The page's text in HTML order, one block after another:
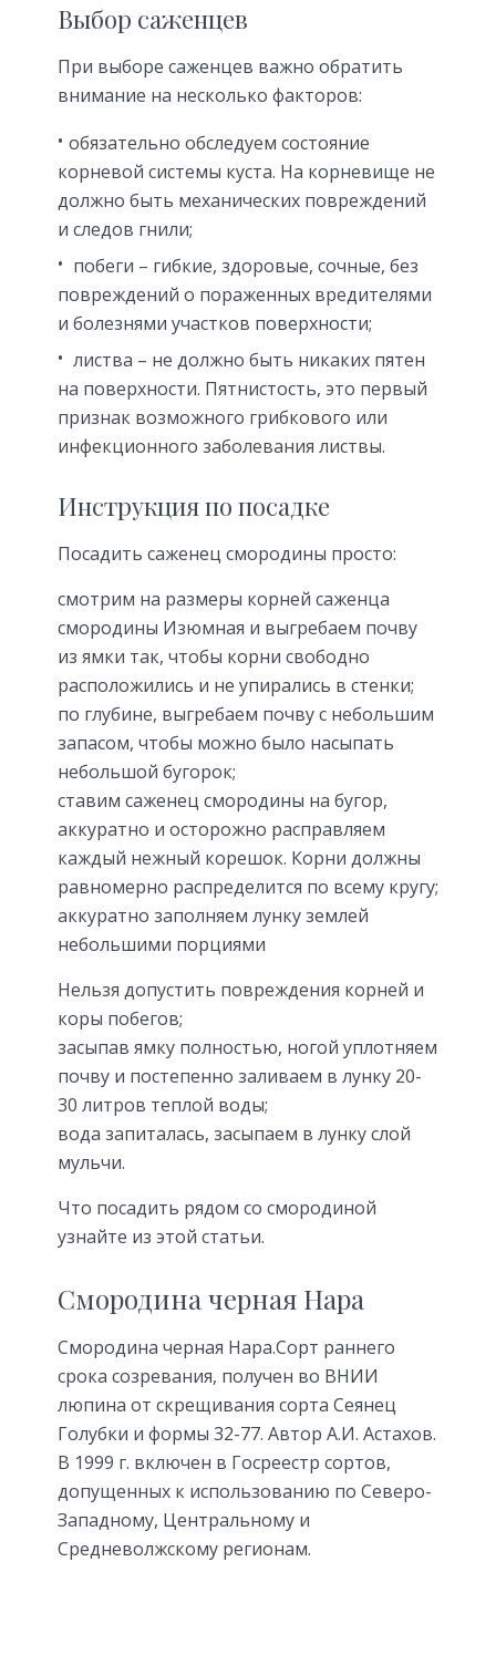
Выбор саженцев
При выборе саженцев важно обратить
внимание на несколько факторов:
обязательно обследуем состояние
корневой системы куста. На корневище не
должно быть механических повреждений
и следов гнили;
побеги – гибкие, здоровые, сочные, без
повреждений о пораженных вредителями
и болезнями участков поверхности;
листва – не должно быть никаких пятен
на поверхности. Пятнистость, это первый
признак возможного грибкового или
инфекционного заболевания листвы.
Инструкция по посадке
Посадить саженец смородины просто:
смотрим на размеры корней саженца
смородины Изюмная и выгребаем почву
из ямки так, чтобы корни свободно
расположились и не упирались в стенки;
по глубине, выгребаем почву с небольшим
запасом, чтобы можно было насыпать
небольшой бугорок;
ставим саженец смородины на бугор,
аккуратно и осторожно расправляем
каждый нежный корешок. Корни должны
равномерно распределится по всему кругу;
аккуратно заполняем лунку землей
небольшими порциями
Нельзя допустить повреждения корней и
коры побегов;
засыпав ямку полностью, ногой уплотняем
почву и постепенно заливаем в лунку 20-
30 литров теплой воды;
вода запиталась, засыпаем в лунку слой
мульчи.
Что посадить рядом со смородиной
узнайте из этой статьи.
Смородина черная Нара
Смородина черная Нара.Сорт раннего
срока созревания, получен во ВНИИ
люпина от скрещивания сорта Сеянец
Голубки и формы 32-77. Автор А.И. Астахов.
В 1999 г. включен в Госреестр сортов,
допущенных к использованию по Северо-
Западному, Центральному и
Средневолжскому регионам.